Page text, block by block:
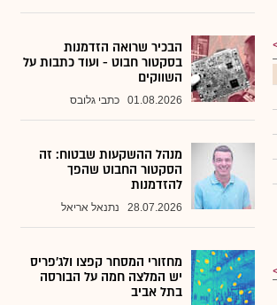
הבכיר שרואה הזדמנות
בסקטור חבוט - ועוד כתבות על
השווקים
01.08.2026 כתבי גלובס
מנהל ההשקעות שבטוח: זה
הסקטור החבוט שהפך
להזדמנות
28.07.2026 נתנאל אריאל
מחזורי המסחר קפצו ולג'פריס
יש המלצה חמה על הבורסה
בתל אביב